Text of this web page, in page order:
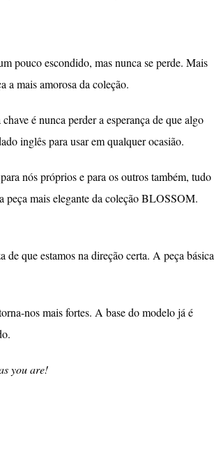
pouco escondido, mas nunca se perde. Mais
a mais amorosa da coleção.
é nunca perder a esperança de que algo
inglês para usar em qualquer ocasião.
nós próprios e para os outros também, tudo
peça mais elegante da coleção BLOSSOM.
que estamos na direção certa. A peça básica
nos mais fortes. A base do modelo já é
you are!